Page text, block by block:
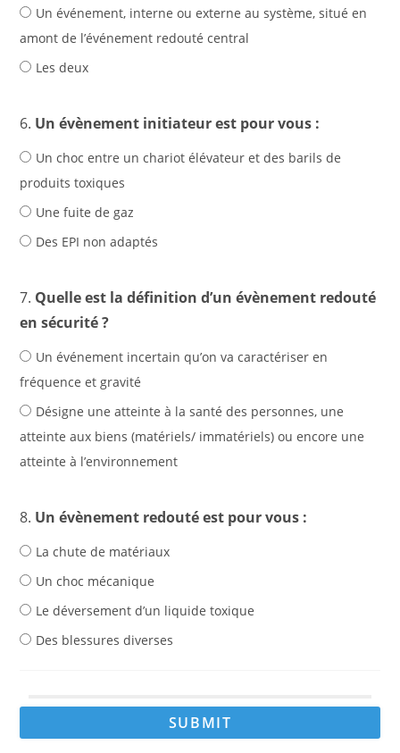
Un événement, interne ou externe au système, situé en
amont de l’événement redouté central
Les deux
6. Un évènement initiateur est pour vous :
Un choc entre un chariot élévateur et des barils de
produits toxiques
Une fuite de gaz
Des EPI non adaptés
7. Quelle est la définition d’un évènement redouté
en sécurité ?
Un événement incertain qu’on va caractériser en
fréquence et gravité
Désigne une atteinte à la santé des personnes, une
atteinte aux biens (matériels/ immatériels) ou encore une
atteinte à l’environnement
8. Un évènement redouté est pour vous :
La chute de matériaux
Un choc mécanique
Le déversement d’un liquide toxique
Des blessures diverses